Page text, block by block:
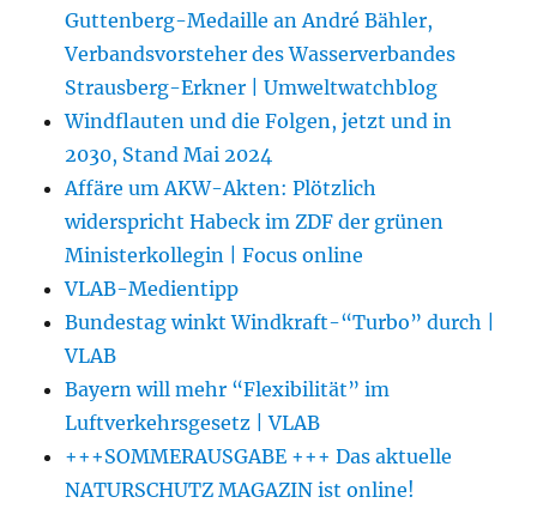
Guttenberg-Medaille an André Bähler,
Verbandsvorsteher des Wasserverbandes
Strausberg-Erkner | Umweltwatchblog
Windflauten und die Folgen, jetzt und in
2030, Stand Mai 2024
Affäre um AKW-Akten: Plötzlich
widerspricht Habeck im ZDF der grünen
Ministerkollegin | Focus online
VLAB-Medientipp
Bundestag winkt Windkraft-“Turbo” durch |
VLAB
Bayern will mehr “Flexibilität” im
Luftverkehrsgesetz | VLAB
+++SOMMERAUSGABE +++ Das aktuelle
NATURSCHUTZ MAGAZIN ist online!